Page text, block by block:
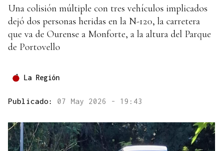
Una colisión múltiple con tres vehículos implicados
dejó dos personas heridas en la N-120, la carretera
que va de Ourense a Monforte, a la altura del Parque
de Portovello
La Región
Publicado: 07 May 2026 - 19:43